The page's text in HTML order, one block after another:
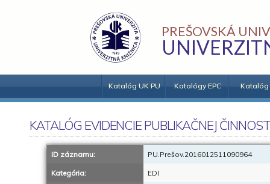
PREŠOVSKÁ
Katalóg UK PU Katalógy EPC Katalóg
KATALÓG EVIDENCIE PUBLIKAČNEJ
ID záznamu: PU.Prešov.2016012511090964
Kategória: EDI